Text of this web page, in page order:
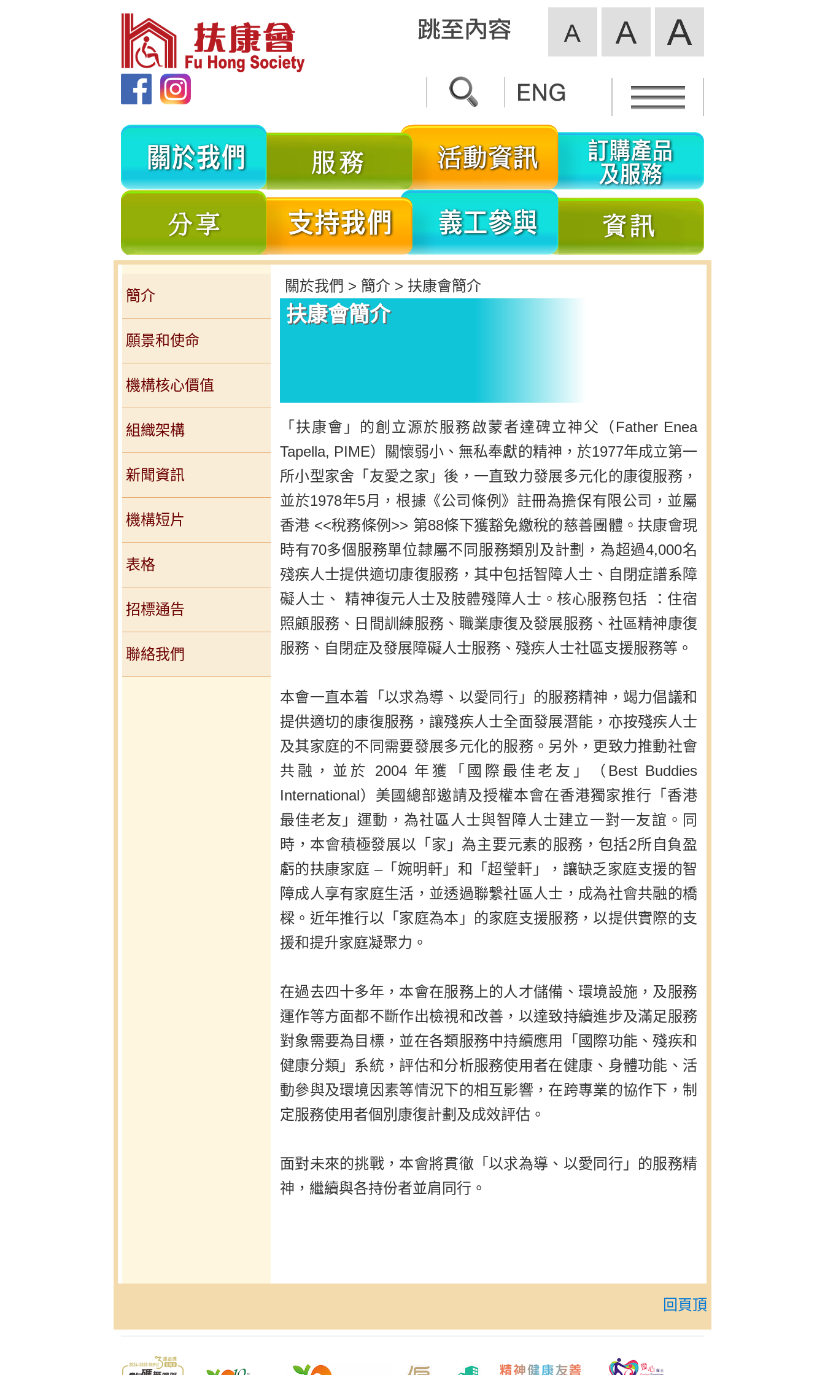
關
我
活
資
服
分
我
們
義
參
簡介
願景和使命
機構核心價值
組織架構
新聞資訊
機構短片
表格
招標通告
聯絡我們
關於我們 > 簡介 > 扶康會簡介
扶康會簡介
「扶康會」的創立源於服務啟蒙者達碑立神父（Father Enea
Tapella, PIME）關懷弱小、無私奉獻的精神，於1977年成立第一
所小型家舍「友愛之家」後，一直致力發展多元化的康復服務，
並於1978年5月，根據《公司條例》註冊為擔保有限公司，並屬
香港 <<稅務條例>> 第88條下獲豁免繳稅的慈善團體。扶康會現
時有70多個服務單位隸屬不同服務類別及計劃，為超過4,000名
殘疾人士提供適切康復服務，其中包括智障人士、自閉症譜系障
礙人士、 精神復元人士及肢體殘障人士。核心服務包括 ：住宿
照顧服務、日間訓練服務、職業康復及發展服務、社區精神康復
服務、自閉症及發展障礙人士服務、殘疾人士社區支援服務等。
本會一直本着「以求為導、以愛同行」的服務精神，竭力倡議和
提供適切的康復服務，讓殘疾人士全面發展潛能，亦按殘疾人士
及其家庭的不同需要發展多元化的服務。另外，更致力推動社會
共融，並於 2004 年獲「國際最佳老友」（Best Buddies
International）美國總部邀請及授權本會在香港獨家推行「香港
最佳老友」運動，為社區人士與智障人士建立一對一友誼。同
時，本會積極發展以「家」為主要元素的服務，包括2所自負盈
虧的扶康家庭 –「婉明軒」和「超瑩軒」，讓缺乏家庭支援的智
障成人享有家庭生活，並透過聯繫社區人士，成為社會共融的橋
樑。近年推行以「家庭為本」的家庭支援服務，以提供實際的支
援和提升家庭凝聚力。
在過去四十多年，本會在服務上的人才儲備、環境設施，及服務
運作等方面都不斷作出檢視和改善，以達致持續進步及滿足服務
對象需要為目標，並在各類服務中持續應用「國際功能、殘疾和
健康分類」系統，評估和分析服務使用者在健康、身體功能、活
動參與及環境因素等情況下的相互影響，在跨專業的協作下，制
定服務使用者個別康復計劃及成效評估。
面對未來的挑戰，本會將貫徹「以求為導、以愛同行」的服務精
神，繼續與各持份者並肩同行。
回頁頂